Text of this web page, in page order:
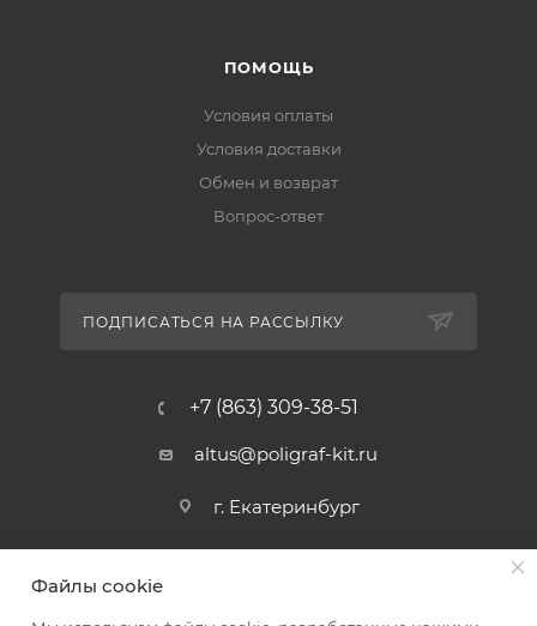
ПОМОЩЬ
Условия оплаты
Условия доставки
Обмен и возврат
Вопрос-ответ
ПОДПИСАТЬСЯ НА РАССЫЛКУ
+7 (863) 309-38-51
altus@poligraf-kit.ru
г. Екатеринбург
Файлы cookie